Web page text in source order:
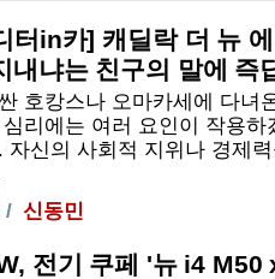
터in카] 캐딜락 더 뉴
내냐는 친구의 말에 즉
호캉스나 오마카세에 다녀
심리에는 여러 요인이 작용
자신의 사회적 지위나 경제
신동민
전기 쿠페 '뉴 i4 M50